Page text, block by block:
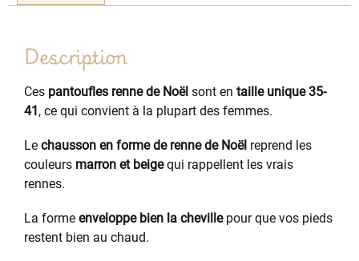
Description
Ces pantoufles renne de Noël sont en taille unique 35-
41, ce qui convient à la plupart des femmes.
Le chausson en forme de renne de Noël reprend les
couleurs marron et beigequi rappellent les vrais
rennes.
La forme enveloppe bien la chevillepour que vos pieds
restent bien au chaud.